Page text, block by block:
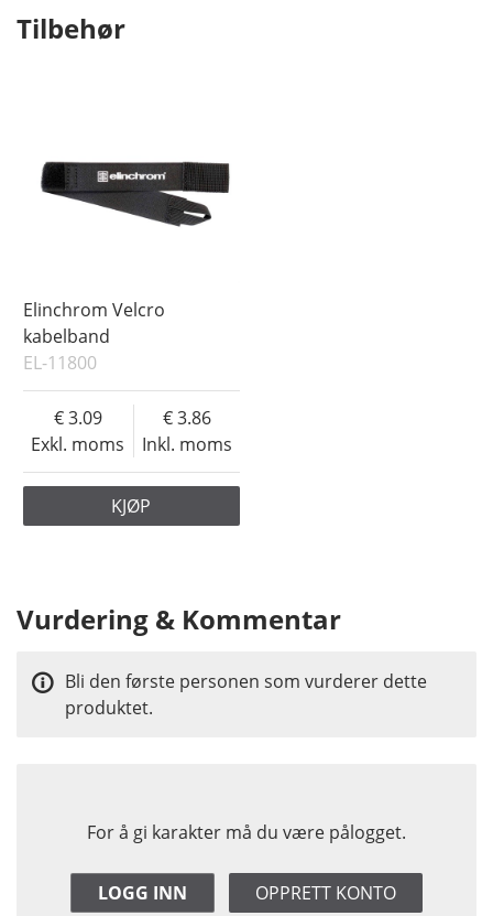
Tilbehør
Elinchrom Velcro
kabelband
EL-11800
Exkl. moms
3.09
Inkl. moms
3.86
KJØP
Vurdering & Kommentar
For å gi karakter må du være pålogget.
LOGG INN OPPRETT KONTO
Bli den første personen som vurderer dette
produktet.